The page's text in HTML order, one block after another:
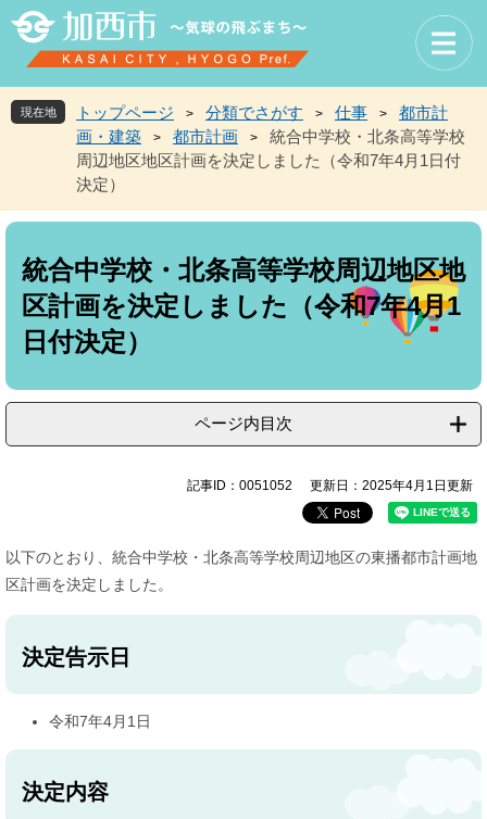
先
頭
を
飛
本
現在地 トップページ > 分類でさがす > 仕事 >
都市計
画・建築
> 都市計画 >
統合中学校・北条高等学校
周辺地区地区計画を決定しました（令和7年4月1日付
決定）
本
統合中学校・北条高等学校周辺地区地
区計画を決定しました（令和7年4月1
日付決定）
ページ内目次
記事ID：0051052 更新日：2025年4月1日更新
以下のとおり、統合中学校・北条高等学校周辺地区の東播都市計画地
区計画を決定しました。
決定告示日
令和7年4月1日
決定内容